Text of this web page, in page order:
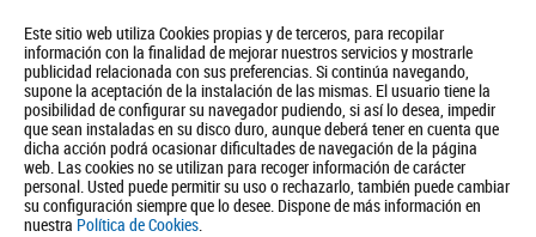
Este sitio web utiliza Cookies propias y de terceros, para recopilar
información con la finalidad de mejorar nuestros servicios y mostrarle
publicidad relacionada con sus preferencias. Si continúa navegando,
supone la aceptación de la instalación de las mismas. El usuario tiene la
posibilidad de configurar su navegador pudiendo, si así lo desea, impedir
que sean instaladas en su disco duro, aunque deberá tener en cuenta que
dicha acción podrá ocasionar dificultades de navegación de la página
web. Las cookies no se utilizan para recoger información de carácter
personal. Usted puede permitir su uso o rechazarlo, también puede cambiar
su configuración siempre que lo desee. Dispone de más información en
nuestra Política de Cookies.
About us Tourism Política de Privacidad Aviso Legal Política de Cookies
BUSCAR